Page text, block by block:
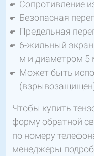
Сопротивление
Безопасная
Предельная
6-жильный
м и диаметром 5
Может быть
Чтобы купить
форму обратной
по номеру
менеджеры